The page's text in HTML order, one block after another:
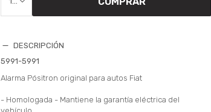
DESCRIPCIÓN
5991-5991
Alarma Pósitron original para autos Fiat
- Homologada - Mantiene la garantía eléctrica del